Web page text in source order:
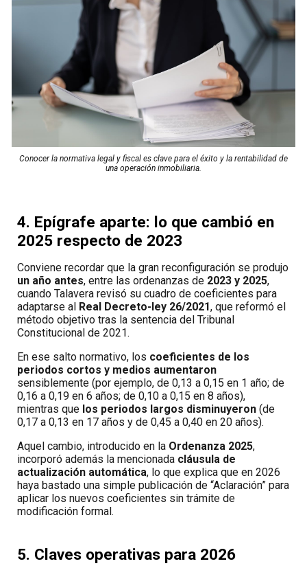
Conocer la normativa legal y fiscal es clave para el éxito y la rentabilidad de
una operación inmobiliaria.
4. Epígrafe aparte: lo que cambió en
2025 respecto de 2023
Conviene recordar que la gran reconfiguración se produjo
un año antes, entre las ordenanzas de 2023 y 2025,
cuando Talavera revisó su cuadro de coeficientes para
adaptarse al Real Decreto-ley 26/2021, que reformó el
método objetivo tras la sentencia del Tribunal
Constitucional de 2021.
En ese salto normativo, los coeficientes de los
periodos cortos y medios aumentaron
sensiblemente (por ejemplo, de 0,13 a 0,15 en 1 año; de
0,16 a 0,19 en 6 años; de 0,10 a 0,15 en 8 años),
mientras que los periodos largos disminuyeron (de
0,17 a 0,13 en 17 años y de 0,45 a 0,40 en 20 años).
Aquel cambio, introducido en la Ordenanza 2025,
incorporó además la mencionada cláusula de
actualización automática, lo que explica que en 2026
haya bastado una simple publicación de “Aclaración” para
aplicar los nuevos coeficientes sin trámite de
modificación formal.
5. Claves operativas para 2026